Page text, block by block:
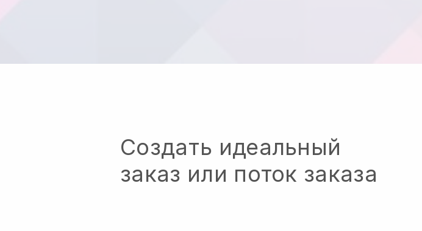
Создать идеальный
заказ или поток заказа